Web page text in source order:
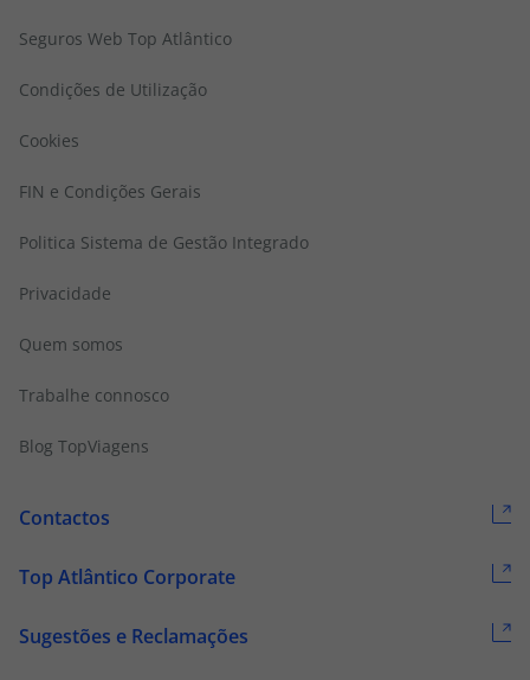
Seguros Web Top Atlântico
Condições de Utilização
Cookies
FIN e Condições Gerais
Politica Sistema de Gestão Integrado
Privacidade
Quem somos
Trabalhe connosco
Blog TopViagens
Contactos
Top Atlântico Corporate
Sugestões e Reclamações